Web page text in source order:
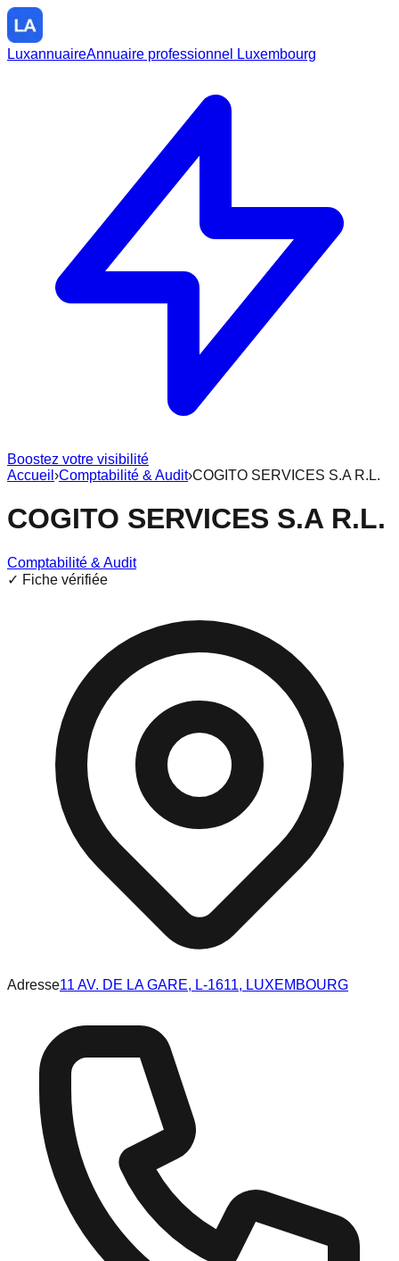
LuxannuaireAnnuaire professionnel Luxembourg
Boostez votre visibilité
Accueil ›Comptabilité & Audit›COGITO SERVICES S.A R.L.
COGITO SERVICES S.A R.L.
Comptabilité & Audit
✓ Fiche vérifiée
Adresse11 AV. DE LA GARE, L-1611, LUXEMBOURG